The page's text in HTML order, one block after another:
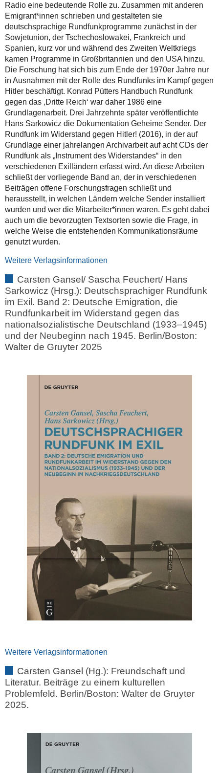
Radio eine bedeutende Rolle zu. Zusammen mit anderen
Emigrant*innen schrieben und gestalteten sie
deutschsprachige Rundfunkprogramme zunächst in der
Sowjetunion, der Tschechoslowakei, Frankreich und
Spanien, kurz vor und während des Zweiten Weltkriegs
kamen Programme in Großbritannien und den USA hinzu.
Die Forschung hat sich bis zum Ende der 1970er Jahre nur
in Ausnahmen mit der Rolle des Rundfunks im Kampf gegen
Hitler beschäftigt. Konrad Pütters Handbuch Rundfunk
gegen das ‚Dritte Reich‘ war daher 1986 eine
Grundlagenarbeit. Drei Jahrzehnte später veröffentlichte
Hans Sarkowicz die Dokumentation Geheime Sender. Der
Rundfunk im Widerstand gegen Hitler! (2016), in der auf
Grundlage einer jahrelangen Archivarbeit auf acht CDs der
Rundfunk als „Instrument des Widerstandes“ in den
verschiedenen Exilländern erfasst wird. An diese Arbeiten
schließt der vorliegende Band an, der in verschiedenen
Beiträgen offene Forschungsfragen schließt und
herausstellt, in welchen Ländern welche Sender installiert
wurden und wer die Mitarbeiter*innen waren. Es geht dabei
auch um die bevorzugten Textsorten sowie die Frage, in
welche Weise die entstehenden Kommunikationsräume
genutzt wurden.
Weitere Verlagsinformationen
Carsten Gansel/ Sascha Feuchert/ Hans
Sarkowicz (Hrsg.): Deutschsprachiger Rundfunk
im Exil. Band 2: Deutsche Emigration, die
Rundfunkarbeit im Widerstand gegen das
nationalsozialistische Deutschland (1933–1945)
und der Neubeginn nach 1945. Berlin/Boston:
Walter de Gruyter 2025
Weitere Verlagsinformationen
Carsten Gansel (Hg.): Freundschaft und
Literatur. Beiträge zu einem kulturellen
Problemfeld. Berlin/Boston: Walter de Gruyter
2025.